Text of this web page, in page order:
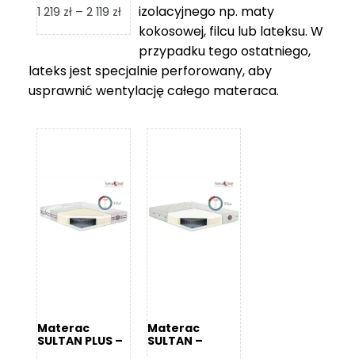
1 219 zł – 2 119 złZakres
cen:
1
219 zł
do
119 zł
izolacyjnego np. maty
kokosowej, filcu lub lateksu. W
przypadku tego ostatniego,
lateks jest specjalnie perforowany, aby
usprawnić wentylację całego materaca.
Materac
SULTAN PLUS –
Materac
SULTAN –